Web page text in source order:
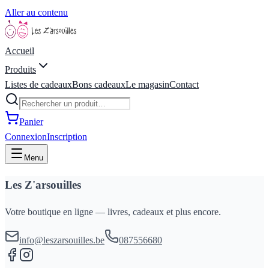
Aller au contenu
Accueil
Produits
Listes de cadeauxBons cadeauxLe magasinContact
Panier
ConnexionInscription
Menu
Les Z'arsouilles
Votre boutique en ligne — livres, cadeaux et plus encore.
info@leszarsouilles.be 087556680